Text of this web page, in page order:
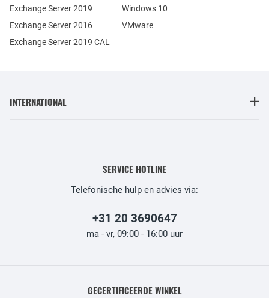
Exchange Server 2019
Exchange Server 2016
Exchange Server 2019 CAL
Windows 10
VMware
INTERNATIONAL
SERVICE HOTLINE
Telefonische hulp en advies via:
+31 20 3690647
ma - vr, 09:00 - 16:00 uur
GECERTIFICEERDE WINKEL